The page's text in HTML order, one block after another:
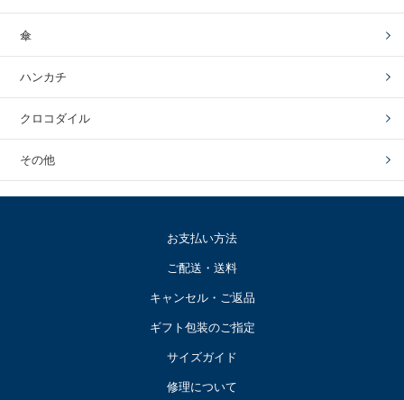
傘
ハンカチ
クロコダイル
その他
お支払い方法
ご配送・送料
キャンセル・ご返品
ギフト包装のご指定
サイズガイド
修理について